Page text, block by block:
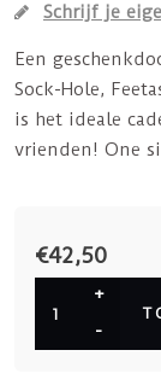
Schrijf je
Een
Sock-Hole,
is het ideale
vrienden! One
€42,50
+
-